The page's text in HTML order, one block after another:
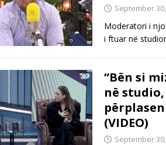
September
Moderatori i
i ftuar në
“Bën si
në
(VIDEO)
September